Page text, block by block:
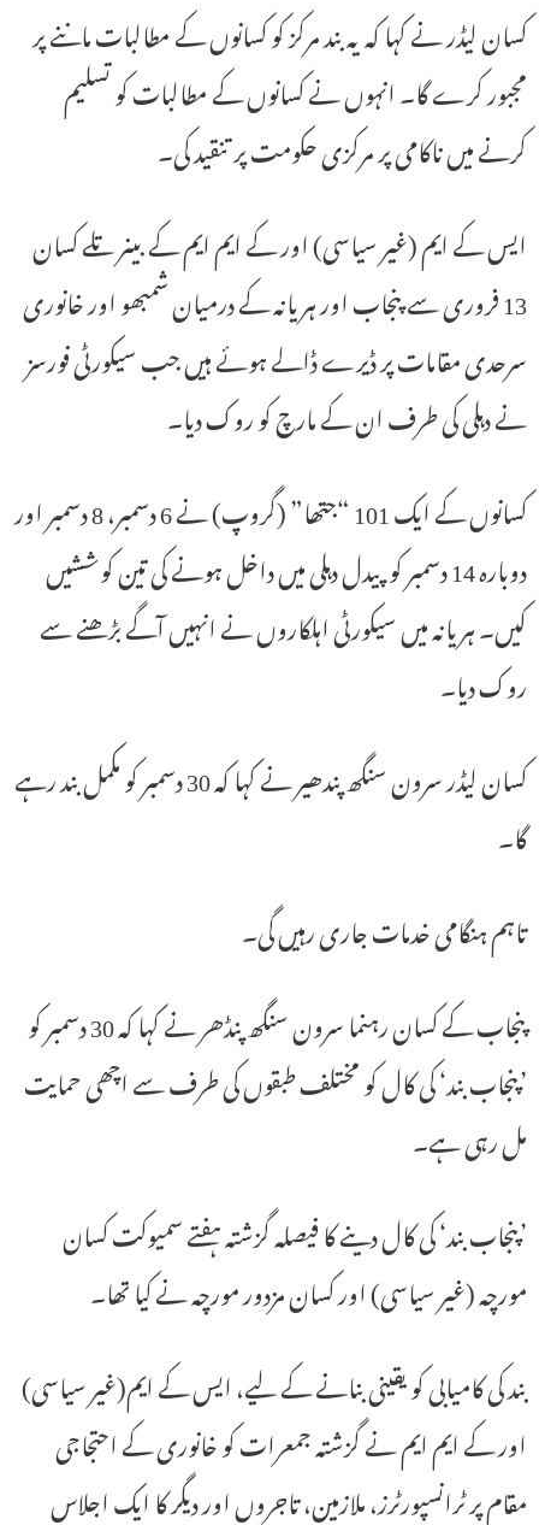
کسان لیڈر نے کہا کہ یہ بند مرکز کو کسانوں کے مطالبات ماننے پر
مجبور کرے گا۔ انہوں نے کسانوں کے مطالبات کو تسلیم
کرنے میں ناکامی پر مرکزی حکومت پر تنقید کی۔
ایس کے ایم (غیر سیاسی) اور کے ایم ایم کے بینر تلے کسان
13 فروری سے پنجاب اور ہریانہ کے درمیان شمبھو اور خانوری
سرحدی مقامات پر ڈیرے ڈالے ہوئے ہیں جب سیکورٹی فورسز
نے دہلی کی طرف ان کے مارچ کو روک دیا۔
کسانوں کے ایک 101 “جتھا” (گروپ) نے 6 دسمبر، 8 دسمبر اور
دوبارہ 14 دسمبر کو پیدل دہلی میں داخل ہونے کی تین کوششیں
کیں۔ ہریانہ میں سیکورٹی اہلکاروں نے انہیں آگے بڑھنے سے
روک دیا۔
کسان لیڈر سرون سنگھ پندھیر نے کہا کہ 30 دسمبر کو مکمل بند رہے
گا۔
تاہم ہنگامی خدمات جاری رہیں گی۔
پنجاب کے کسان رہنما سرون سنگھ پنڈھر نے کہا کہ 30 دسمبر کو
’پنجاب بند‘ کی کال کو مختلف طبقوں کی طرف سے اچھی حمایت
مل رہی ہے۔
’پنجاب بند‘ کی کال دینے کا فیصلہ گزشتہ ہفتے سمیوکت کسان
مورچہ (غیر سیاسی) اور کسان مزدور مورچہ نے کیا تھا۔
بند کی کامیابی کو یقینی بنانے کے لیے، ایس کے ایم(غیر سیاسی)
اور کے ایم ایم نے گزشتہ جمعرات کو خانوری کے احتجاجی
مقام پر ٹرانسپورٹرز، ملازمین، تاجروں اور دیگر کا ایک اجلاس